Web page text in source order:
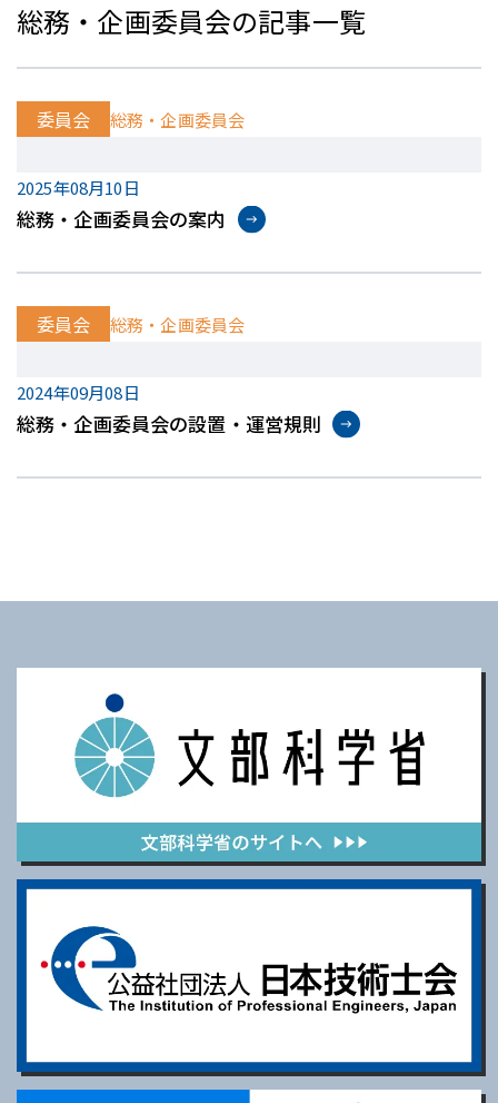
総務・企画委員会の記事一覧
委員会 総務・企画委員会
2025年08月10日
総務・企画委員会の案内
委員会 総務・企画委員会
2024年09月08日
総務・企画委員会の設置・運営規則